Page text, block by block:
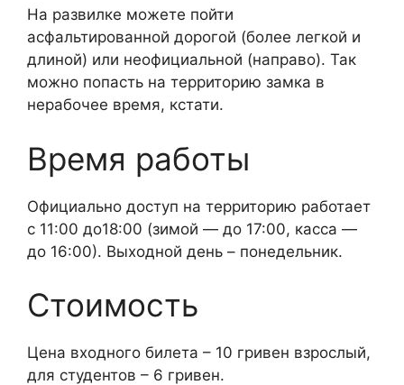
На развилке можете пойти
асфальтированной дорогой (более легкой и
длиной) или неофициальной (направо). Так
можно попасть на территорию замка в
нерабочее время, кстати.
Время работы
Официально доступ на территорию работает
с 11:00 до18:00 (зимой — до 17:00, касса —
до 16:00). Выходной день – понедельник.
Стоимость
Цена входного билета – 10 гривен взрослый,
для студентов – 6 гривен.